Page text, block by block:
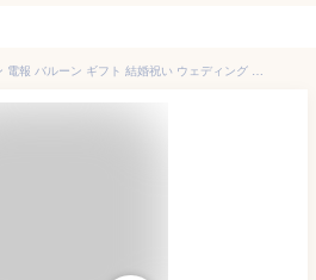
バルーン 結婚式 バルーン 電報 バルーン ギフト 結婚祝い ウェディング 開店祝い 誕生日 パーティ お礼 卒業式 卒業 移転祝い お祝い 就任祝い 名入れ お名前 おしゃれ ニュアンス カラー くすみ バルーンアレンジ 入学 入園 就職 入学祝い 成人 送料無料